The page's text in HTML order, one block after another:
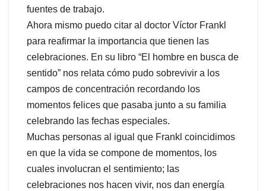
fuentes de trabajo.
Ahora mismo puedo citar al doctor Víctor Frankl
para reafirmar la importancia que tienen las
celebraciones. En su libro “El hombre en busca de
sentido” nos relata cómo pudo sobrevivir a los
campos de concentración recordando los
momentos felices que pasaba junto a su familia
celebrando las fechas especiales.
Muchas personas al igual que Frankl coincidimos
en que la vida se compone de momentos, los
cuales involucran el sentimiento; las
celebraciones nos hacen vivir, nos dan energía